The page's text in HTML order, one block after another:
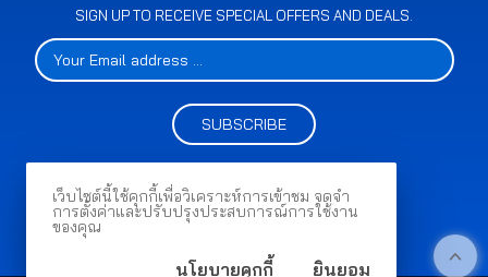
SIGN UP TO RECEIVE SPECIAL OFFERS AND DEALS.
SUBSCRIBE
เว็บไซต์นี้ใช้คุกกี้เพื่อวิเคราะห์การเข้าชม จดจำ
การตั้งค่าและปรับปรุงประสบการณ์การใช้งาน
ของคุณ
นโยบายคุกกี้ ยินยอม